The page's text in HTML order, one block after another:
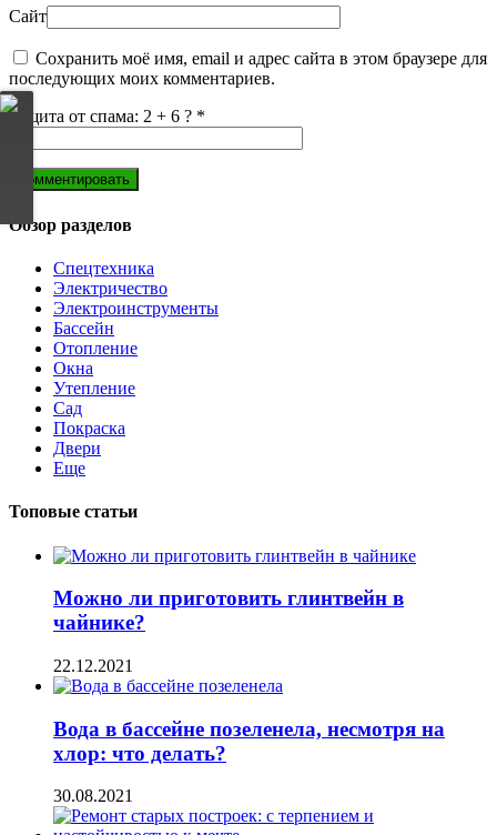
Сайт
Сохранить моё имя, email и адрес сайта в этом браузере для
последующих моих комментариев.
Защита от спама: 2 + 6 ? *
Обзор разделов
Спецтехника
Электричество
Электроинструменты
Бассейн
Отопление
Окна
Утепление
Сад
Покраска
Двери
Еще
Топовые статьи
Можно ли приготовить глинтвейн в
чайнике?
22.12.2021
Вода в бассейне позеленела, несмотря на
хлор: что делать?
30.08.2021